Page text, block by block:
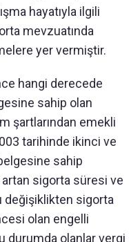
hayatıyla ilgili
mevzuatında
yer vermiştir.
hangi derecede
sahip olan
şartlarından emekli
tarihinde ikinci ve
sahip
sigorta süresi ve
değişiklikten sigorta
olan engelli
durumda olanlar vergi